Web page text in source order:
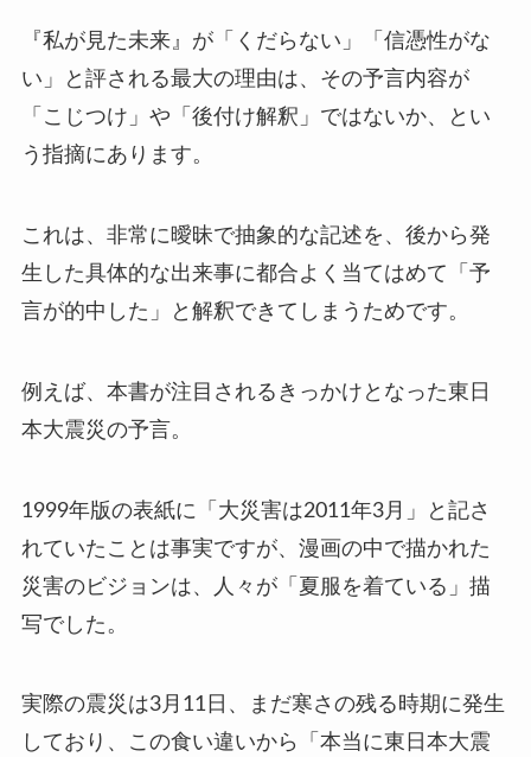
『私が見た未来』が「くだらない」「信憑性がな
い」と評される最大の理由は、その予言内容が
「こじつけ」や「後付け解釈」ではないか、とい
う指摘にあります。
これは、非常に曖昧で抽象的な記述を、後から発
生した具体的な出来事に都合よく当てはめて「予
言が的中した」と解釈できてしまうためです。
例えば、本書が注目されるきっかけとなった東日
本大震災の予言。
1999年版の表紙に「大災害は2011年3月」と記さ
れていたことは事実ですが、漫画の中で描かれた
災害のビジョンは、人々が「夏服を着ている」描
写でした。
実際の震災は3月11日、まだ寒さの残る時期に発生
しており、この食い違いから「本当に東日本大震